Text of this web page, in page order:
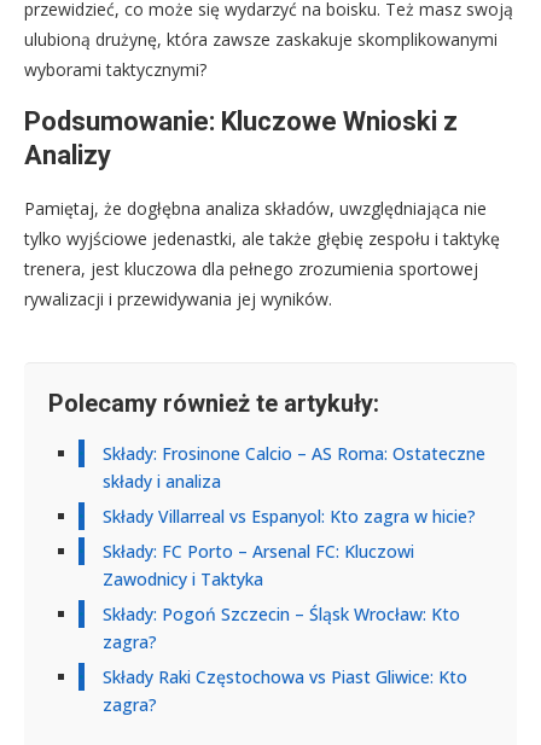
przewidzieć, co może się wydarzyć na boisku. Też masz swoją
ulubioną drużynę, która zawsze zaskakuje skomplikowanymi
wyborami taktycznymi?
Podsumowanie: Kluczowe Wnioski z
Analizy
Pamiętaj, że dogłębna analiza składów, uwzględniająca nie
tylko wyjściowe jedenastki, ale także głębię zespołu i taktykę
trenera, jest kluczowa dla pełnego zrozumienia sportowej
rywalizacji i przewidywania jej wyników.
Polecamy również te artykuły:
Składy: Frosinone Calcio – AS Roma: Ostateczne
składy i analiza
Składy Villarreal vs Espanyol: Kto zagra w hicie?
Składy: FC Porto – Arsenal FC: Kluczowi
Zawodnicy i Taktyka
Składy: Pogoń Szczecin – Śląsk Wrocław: Kto
zagra?
Składy Raki Częstochowa vs Piast Gliwice: Kto
zagra?